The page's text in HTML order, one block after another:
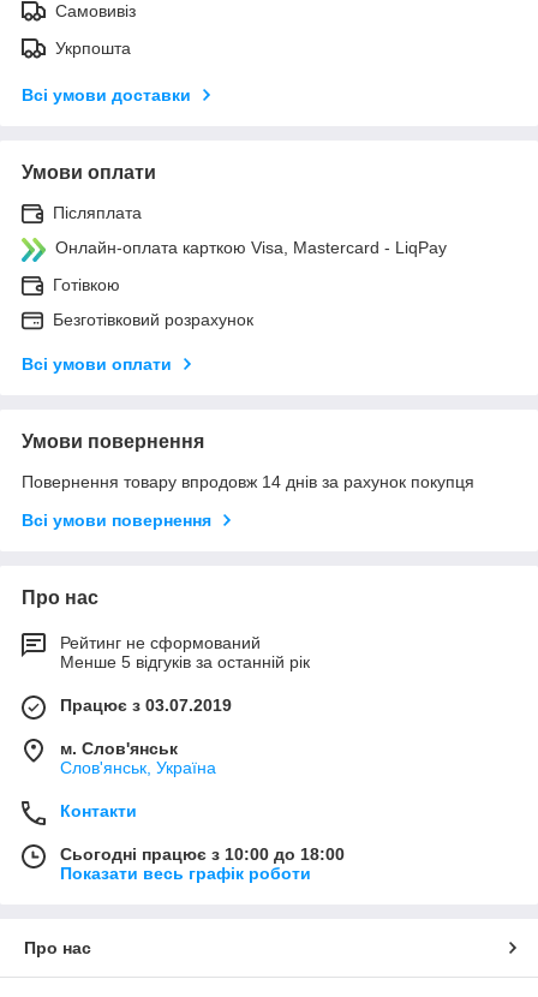
Самовивіз
Укрпошта
Всі умови доставки
Умови оплати
Післяплата
Онлайн-оплата карткою Visa, Mastercard - LiqPay
Готівкою
Безготівковий розрахунок
Всі умови оплати
Умови повернення
Повернення товару впродовж 14 днів за рахунок покупця
Всі умови повернення
Про нас
Рейтинг не сформований
Менше 5 відгуків за останній рік
Працює з 03.07.2019
м. Слов'янськ
Слов'янськ, Україна
Контакти
Сьогодні працює з 10:00 до 18:00
Показати весь графік роботи
Про нас